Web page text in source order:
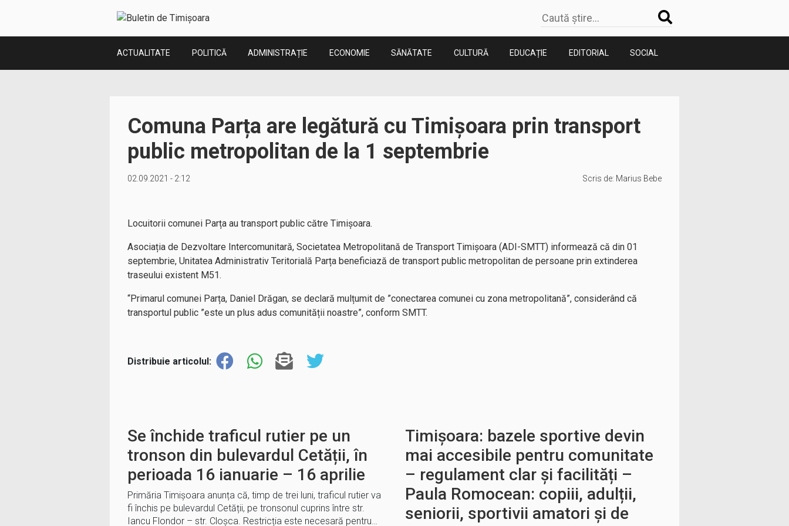
ACTUALITATE POLITICĂ ADMINISTRAȚIE ECONOMIE SĂNĂTATE CULTURĂ EDUCAȚIE EDITORIAL SOCIAL
Comuna Parța are legătură cu Timișoara prin transport
public metropolitan de la 1 septembrie
02.09.2021 - 2:12 Scris de: Marius Bebe
Locuitorii comunei Parța au transport public către Timișoara.
Asociația de Dezvoltare Intercomunitară, Societatea Metropolitană de Transport Timișoara (ADI-SMTT) informează că din 01
septembrie, Unitatea Administrativ Teritorială Parța beneficiază de transport public metropolitan de persoane prin extinderea
traseului existent M51.
“Primarul comunei Parța, Daniel Drăgan, se declară mulțumit de ”conectarea comunei cu zona metropolitană”, considerând că
transportul public ”este un plus adus comunității noastre”, conform SMTT.
Distribuie articolul:
Se închide traficul rutier pe un
tronson din bulevardul Cetății, în
perioada 16 ianuarie – 16 aprilie
Primăria Timișoara anunța că, timp de trei luni, traficul rutier va
fi închis pe bulevardul Cetății, pe tronsonul cuprins între str.
Iancu Flondor – str. Cloșca. Restricția este necesară pentru…
Timișoara: bazele sportive devin
mai accesibile pentru comunitate
– regulament clar și facilități –
Paula Romocean: copiii, adulții,
seniorii, sportivii amatori și de